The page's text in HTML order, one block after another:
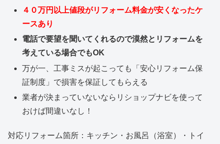
４０万円以上値段がリフォーム料金が安くなったケ
ースあり
電話で要望を聞いてくれるので漠然とリフォームを
考えている場合でもOK
万が一、工事ミスが起こっても「安心リフォーム保
証制度」で損害を保証してもらえる
業者が決まっていないならリショップナビを使って
おけば間違いなし！
対応リフォーム箇所：キッチン・お風呂（浴室）・トイ